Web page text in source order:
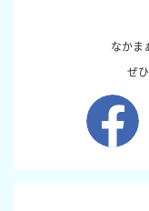
なかま
ぜ